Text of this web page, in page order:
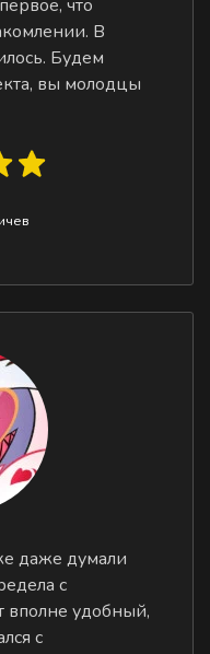
что
В
Будем
вы молодцы
даже думали
с
удобный,
с